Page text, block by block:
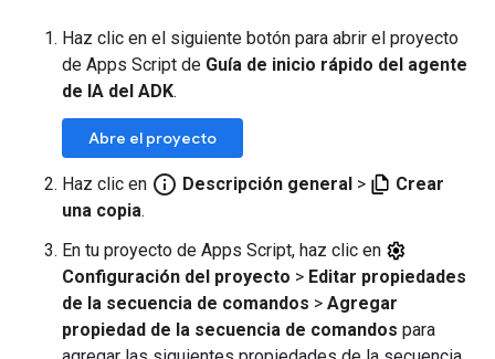
Haz clic en el siguiente botón para abrir el proyecto
de Apps Script de Guía de inicio rápido del agente
de IA del ADK.
Abre el proyecto
Haz clic en info_outline Descripción general >
Crear
una copia.
En tu proyecto de Apps Script, haz clic en
Configuración del proyecto > Editar propiedades
de la secuencia de comandos > Agregar
propiedad de la secuencia de comandos para